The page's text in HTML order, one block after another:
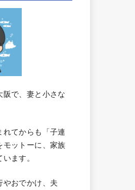
阪で、妻と小さな
れてからも「子連
モットーに、家族
ます。
やおでかけ、夫